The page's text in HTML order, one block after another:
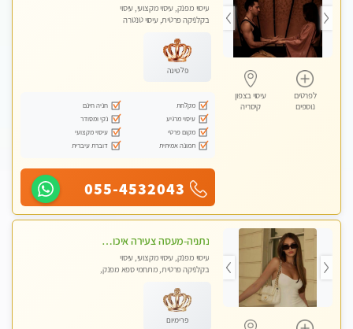
לפרטים
נוספים
עיסוי בצפון
קיסריה
עיסוי מפנק, עיסוי מקצועי, עיסוי
בקלניקה פרטית, עיסוי טנטרה
פלטינה
מקלחת
חניה חינם
עיסוי מרגיע
נקי ומסודר
מקום פרטי
עיסוי מקצועי
תמונה אמיתית
דוברת עיברית
055-4532043
נתניה-מעסה צעירה איכותית וקלאסית מזמינה אותך לעיסוי נעים מפנק ומרגיע . . . ללא מין ! highly recommended..new in the city
עיסוי מפנק, עיסוי מקצועי, עיסוי
בקלניקה פרטית, מתחמי ספא מפנק,
פרימיום